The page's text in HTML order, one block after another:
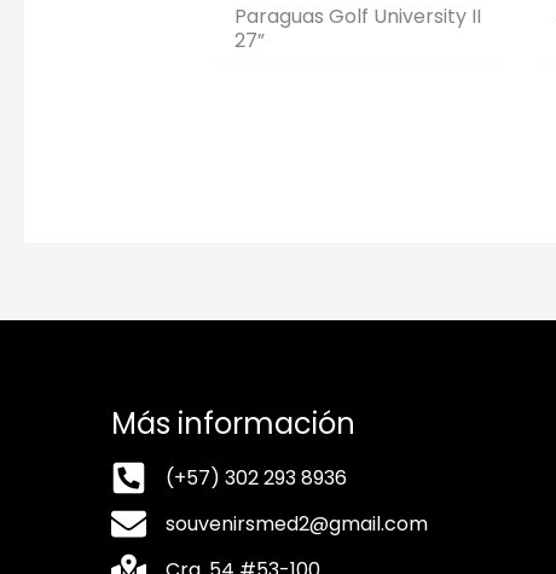
Paraguas Golf University II
27”
Más información
(+57) 302 293 8936
souvenirsmed2@gmail.com